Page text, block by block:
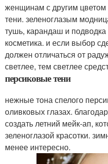
женщинам с другим цветом
тени. зеленоглазым
тушь, карандаш и подводка
косметика. и если выбор
должен отличаться от
светлее, тем светлее
персиковые тени
нежные тона спелого
оливковых глазах.
создать летний мейк-ап,
зеленоглазой красотки.
менее интересно.